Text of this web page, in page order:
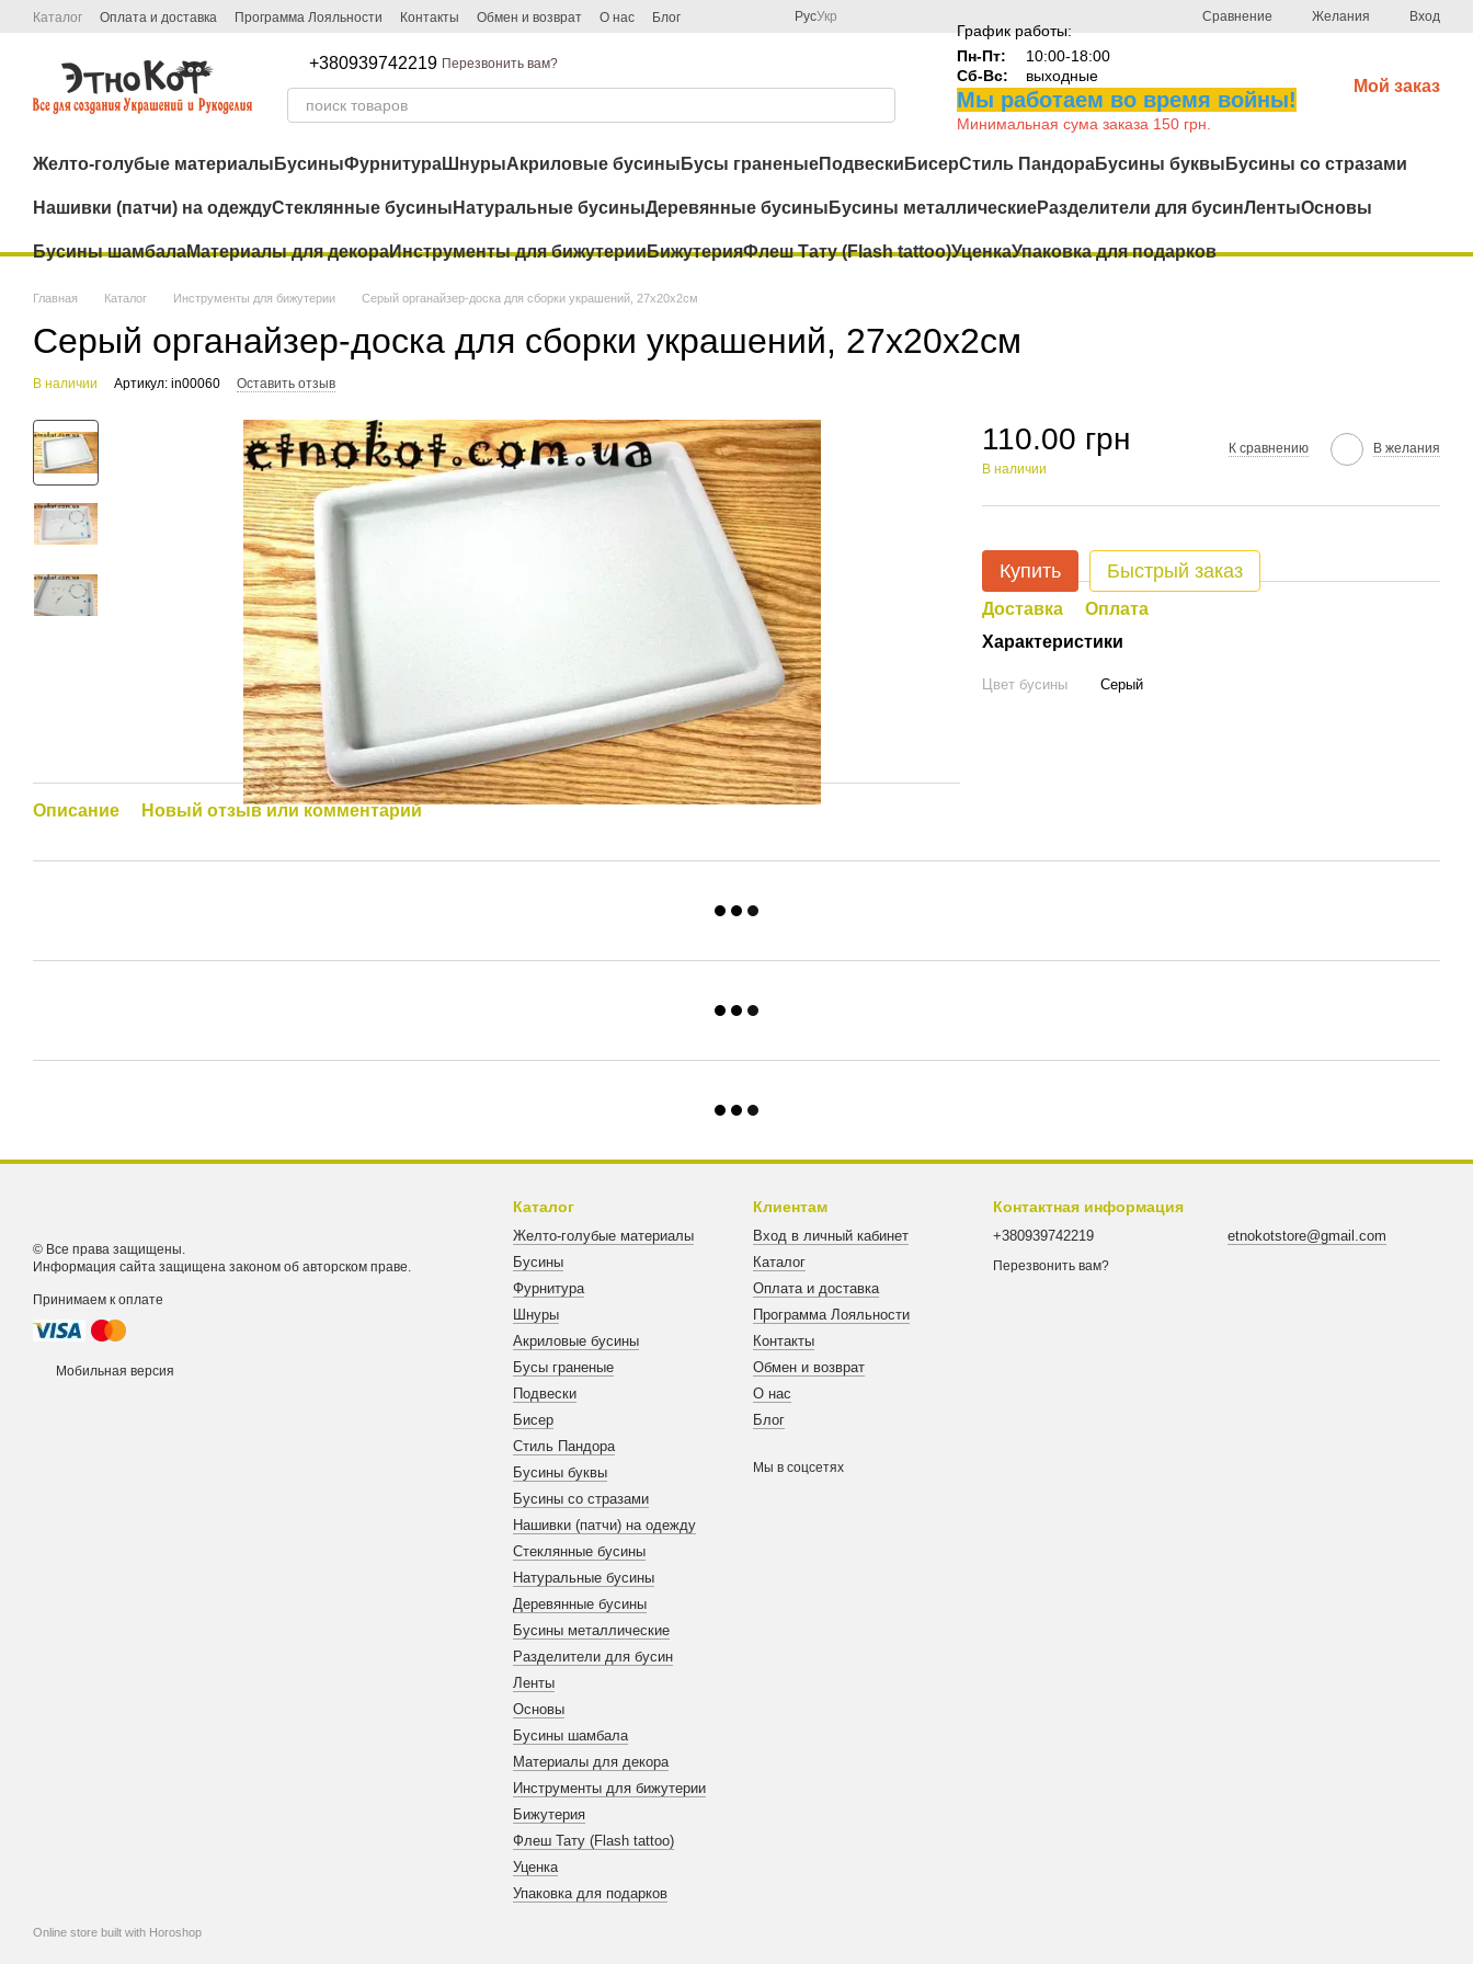
Перейти к основному контенту
Каталог Оплата и доставка Программа Лояльности Контакты Обмен и возврат О нас Блог РусУкр Сравнение Желания Вход
+380939742219 Перезвонить вам?
График работы:
Пн-Пт:
10:00-18:00
Сб-Вс:
выходные
Мы работаем во время войны!
Минимальная сума заказа 150 грн.
Мой заказ
Желто-голубые материалы БусиныФурнитураШнурыАкриловые бусины Бусы граненыеПодвески БисерСтиль ПандораБусины буквы Бусины со стразами
Нашивки (патчи) на одеждуСтеклянные бусины Натуральные бусиныДеревянные бусины Бусины металлическиеРазделители для бусинЛентыОсновы
Бусины шамбалаМатериалы для декораИнструменты для бижутерииБижутерияФлеш Тату (Flash tattoo)УценкаУпаковка для подарков
Главная Каталог Инструменты для бижутерии Серый органайзер-доска для сборки украшений, 27x20x2см
Серый органайзер-доска для сборки украшений, 27x20x2см
В наличии Артикул: in00060 Оставить отзыв
Описание Новый отзыв или комментарий
110.00 грн
В наличии
К сравнению В желания
Купить Быстрый заказ
Доставка
Оплата
Характеристики
Цвет бусины Серый
© Все права защищены.
Информация сайта защищена законом об авторском праве.
Принимаем к оплате
Мобильная версия
Online store built with Horoshop
Каталог
Желто-голубые материалы
Бусины
Фурнитура
Шнуры
Акриловые бусины
Бусы граненые
Подвески
Бисер
Стиль Пандора
Бусины буквы
Бусины со стразами
Нашивки (патчи) на одежду
Стеклянные бусины
Натуральные бусины
Деревянные бусины
Бусины металлические
Разделители для бусин
Ленты
Основы
Бусины шамбала
Материалы для декора
Инструменты для бижутерии
Бижутерия
Флеш Тату (Flash tattoo)
Уценка
Упаковка для подарков
Клиентам
Вход в личный кабинет
Каталог
Оплата и доставка
Программа Лояльности
Контакты
Обмен и возврат
О нас
Блог
Мы в соцсетях
Контактная информация
+380939742219
Перезвонить вам?
etnokotstore@gmail.com